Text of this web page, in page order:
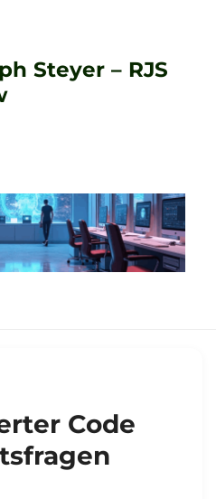
Steyer – RJS
Code